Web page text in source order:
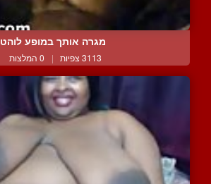
מגרה אותך במופע לוהט
3113 צפיות | 0 המלצות